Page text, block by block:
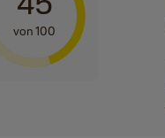
von 100